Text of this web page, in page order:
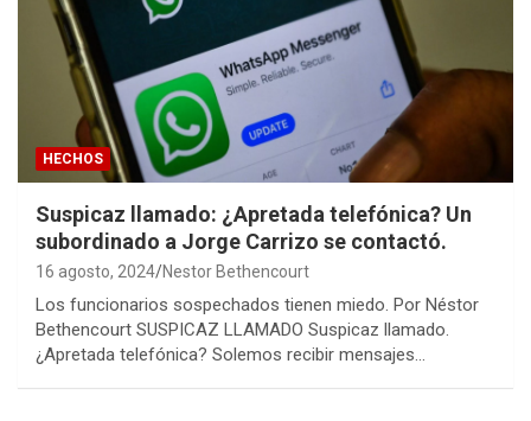
HECHOS
Suspicaz llamado: ¿Apretada telefónica? Un
subordinado a Jorge Carrizo se contactó.
16 agosto, 2024 Nestor Bethencourt
Los funcionarios sospechados tienen miedo. Por Néstor
Bethencourt SUSPICAZ LLAMADO Suspicaz llamado.
¿Apretada telefónica? Solemos recibir mensajes…